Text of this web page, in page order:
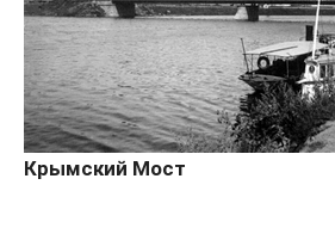
Крымский Мост